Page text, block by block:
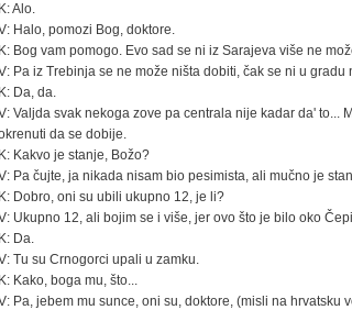
K: Alo.
Halo, pomozi Bog, doktore.
K: Bog vam pomogo. Evo sad se ni iz Sarajeva više ne
Pa iz Trebinja se ne može ništa dobiti, čak se ni u gradu
K: Da, da.
Valjda svak nekoga zove pa centrala nije kadar da' to...
da se dobije.
K: Kakvo je stanje, Božo?
Pa čujte, ja nikada nisam bio pesimista, ali mučno je
K: Dobro, oni su ubili ukupno 12, je li?
Ukupno 12, ali bojim se i više, jer ovo što je bilo oko
K: Da.
Tu su Crnogorci upali u zamku.
K: Kako, boga mu, što...
Pa, jebem mu sunce, oni su, doktore, (misli na